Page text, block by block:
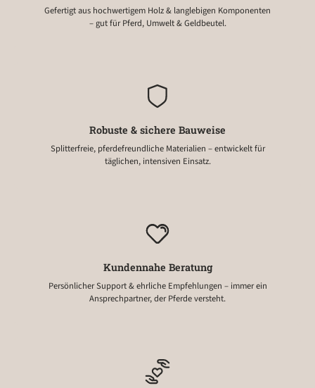
Gefertigt aus hochwertigem Holz & langlebigen Komponenten
– gut für Pferd, Umwelt & Geldbeutel.
Robuste & sichere Bauweise
Splitterfreie, pferdefreundliche Materialien – entwickelt für
täglichen, intensiven Einsatz.
Kundennahe Beratung
Persönlicher Support & ehrliche Empfehlungen – immer ein
Ansprechpartner, der Pferde versteht.